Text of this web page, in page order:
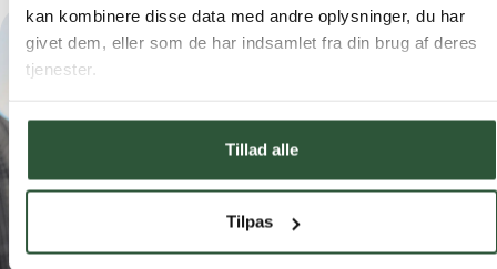
kan kombinere disse data med andre oplysninger, du har
givet dem, eller som de har indsamlet fra din brug af deres
tjenester.
Tillad alle
Tilpas